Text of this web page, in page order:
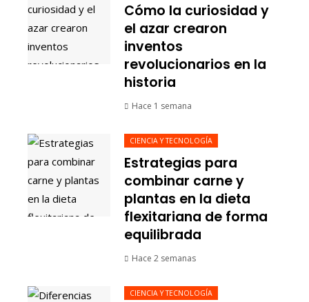
Cómo la curiosidad y
el azar crearon
inventos
revolucionarios en la
historia
Hace 1 semana
CIENCIA Y TECNOLOGÍA
Estrategias para
combinar carne y
plantas en la dieta
flexitariana de forma
equilibrada
Hace 2 semanas
CIENCIA Y TECNOLOGÍA